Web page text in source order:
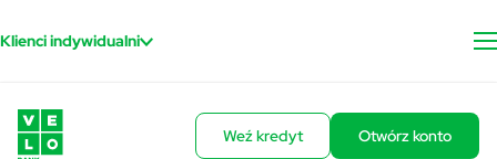
Klienci indywidualni
Weź kredyt Otwórz konto